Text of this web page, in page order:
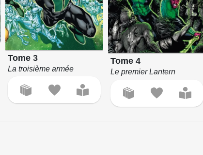
Tome 3
La troisième armée
Tome 4
Le premier Lantern